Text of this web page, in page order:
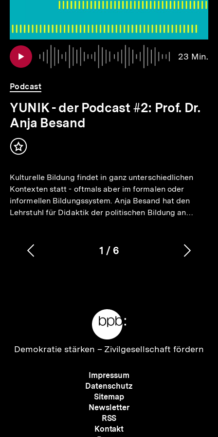
23 Min.
Podcast
YUNIK - der Podcast #2: Prof. Dr.
Anja Besand
Inhalt
Kulturelle Bildung findet in ganz unterschiedlichen
Kontexten statt - oftmals aber im formalen oder
informellen Bildungssystem. Anja Besand hat den
Lehrstuhl für Didaktik der politischen Bildung an…
Karussellinhalt
1
von
/ 6
Vorherigen
Zur
Demokratie stärken – Zivilgesellschaft fördern
Meta-
Navigation
Impressum
Datenschutz
Sitemap
Newsletter
RSS
Kontakt